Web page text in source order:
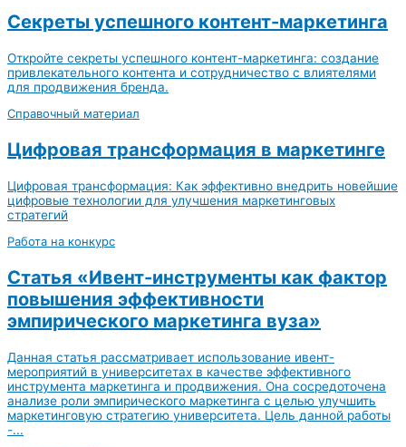
Секреты успешного контент-маркетинга
Откройте секреты успешного контент-маркетинга: создание
привлекательного контента и сотрудничество с влиятелями
для продвижения бренда.
Справочный материал
Цифровая трансформация в маркетинге
Цифровая трансформация: Как эффективно внедрить новейшие
цифровые технологии для улучшения маркетинговых
стратегий
Работа на конкурс
Статья «Ивент-инструменты как фактор
повышения эффективности
эмпирического маркетинга вуза»
Данная статья рассматривает использование ивент-
мероприятий в университетах в качестве эффективного
инструмента маркетинга и продвижения. Она сосредоточена
анализе роли эмпирического маркетинга с целью улучшить
маркетинговую стратегию университета. Цель данной работы
-...